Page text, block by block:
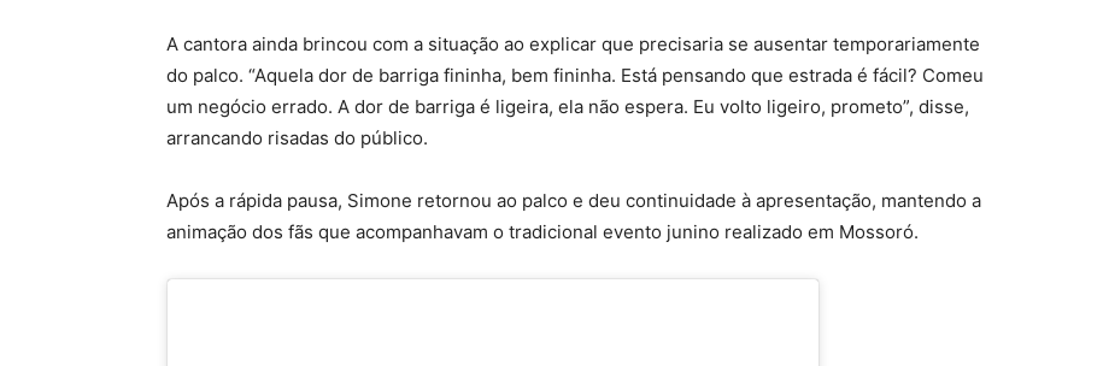
A cantora ainda brincou com a situação ao explicar que precisaria se ausentar temporariamente
do palco. “Aquela dor de barriga fininha, bem fininha. Está pensando que estrada é fácil? Comeu
um negócio errado. A dor de barriga é ligeira, ela não espera. Eu volto ligeiro, prometo”, disse,
arrancando risadas do público.
Após a rápida pausa, Simone retornou ao palco e deu continuidade à apresentação, mantendo a
animação dos fãs que acompanhavam o tradicional evento junino realizado em Mossoró.